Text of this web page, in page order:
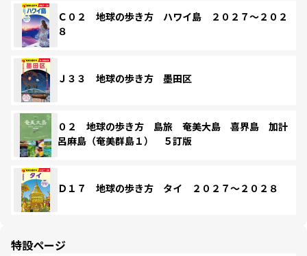
Ｃ０２ 地球の歩き方 ハワイ島 ２０２７～２０２
８
Ｊ３３ 地球の歩き方 墨田区
０２ 地球の歩き方 島旅 奄美大島 喜界島 加計
呂麻島（奄美群島１） ５訂版
Ｄ１７ 地球の歩き方 タイ ２０２７～２０２８
特設ページ